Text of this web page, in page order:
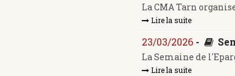
La CMA Tarn
Lire la suite
23/03/2026-
La Semaine de
Lire la suite